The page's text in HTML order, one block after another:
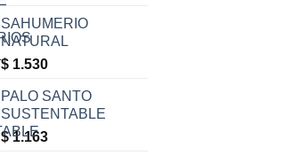
SAHUMERIO
NATURAL
$ 1.530
PALO SANTO
SUSTENTABLE
$1.163